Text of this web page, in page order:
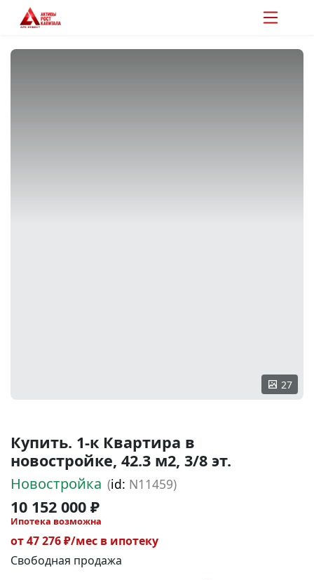
27
Купить. 1-к Квартира в
новостройке, 42.3 м2, 3/8 эт.
Новостройка (id: N11459)
10 152 000 ₽
Ипотека возможна
от 47 276 ₽/мес в ипотеку
Свободная продажа